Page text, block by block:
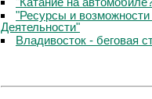
"Ресурсы и
Деятельности"
Владивосток - беговая